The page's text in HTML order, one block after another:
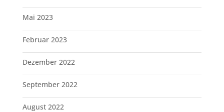
Mai 2023
Februar 2023
Dezember 2022
September 2022
August 2022